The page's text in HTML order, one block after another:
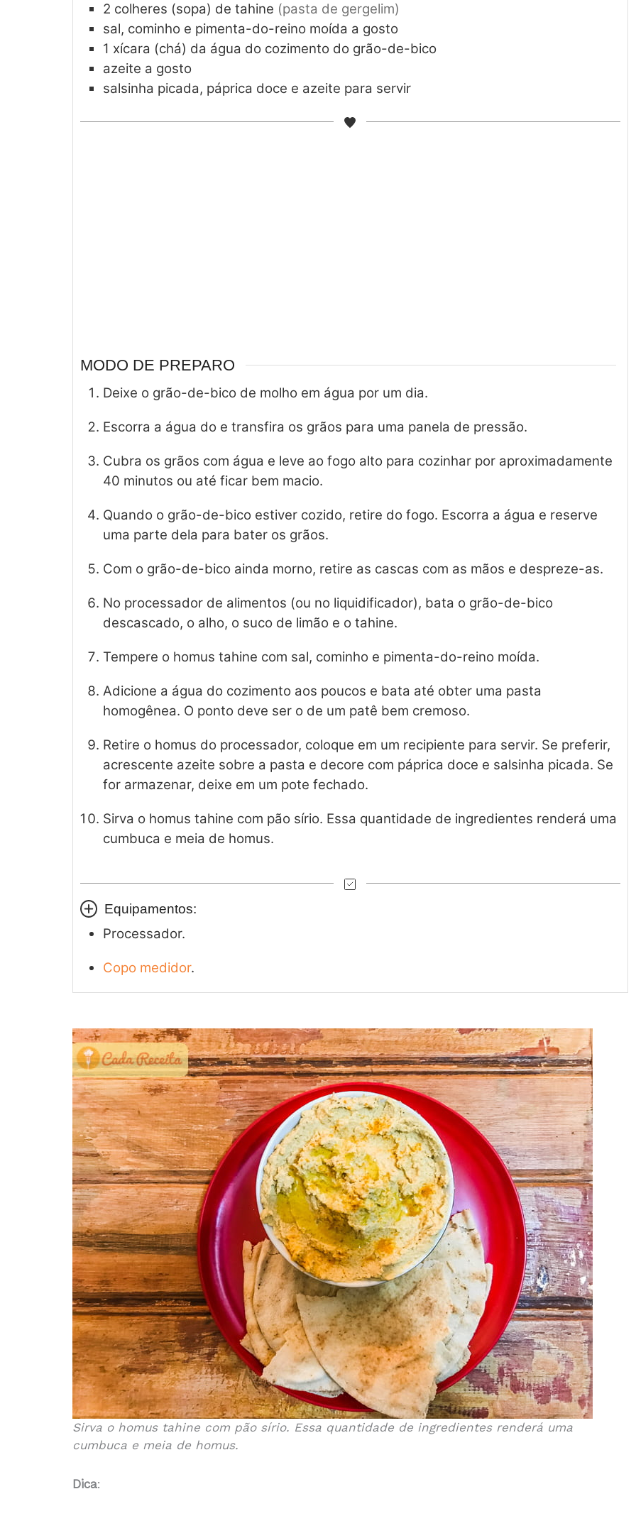
2 colheres (sopa) de tahine (pasta de gergelim)
sal, cominho e pimenta-do-reino moída a gosto
1 xícara (chá) da água do cozimento do grão-de-bico
azeite a gosto
salsinha picada, páprica doce e azeite para servir
MODO DE PREPARO
Deixe o grão-de-bico de molho em água por um dia.
Escorra a água do e transfira os grãos para uma panela de pressão.
Cubra os grãos com água e leve ao fogo alto para cozinhar por aproximadamente
40 minutos ou até ficar bem macio.
Quando o grão-de-bico estiver cozido, retire do fogo. Escorra a água e reserve
uma parte dela para bater os grãos.
Com o grão-de-bico ainda morno, retire as cascas com as mãos e despreze-as.
No processador de alimentos (ou no liquidificador), bata o grão-de-bico
descascado, o alho, o suco de limão e o tahine.
Tempere o homus tahine com sal, cominho e pimenta-do-reino moída.
Adicione a água do cozimento aos poucos e bata até obter uma pasta
homogênea. O ponto deve ser o de um patê bem cremoso.
Retire o homus do processador, coloque em um recipiente para servir. Se preferir,
acrescente azeite sobre a pasta e decore com páprica doce e salsinha picada. Se
for armazenar, deixe em um pote fechado.
Sirva o homus tahine com pão sírio. Essa quantidade de ingredientes renderá uma
cumbuca e meia de homus.
Equipamentos:
Processador.
Copo medidor.
Sirva o homus tahine com pão sírio. Essa quantidade de ingredientes renderá uma
cumbuca e meia de homus.
Dica: